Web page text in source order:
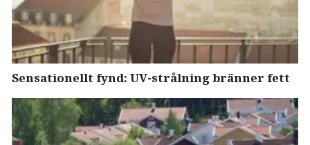
Sensationellt fynd: UV-strålning bränner fett